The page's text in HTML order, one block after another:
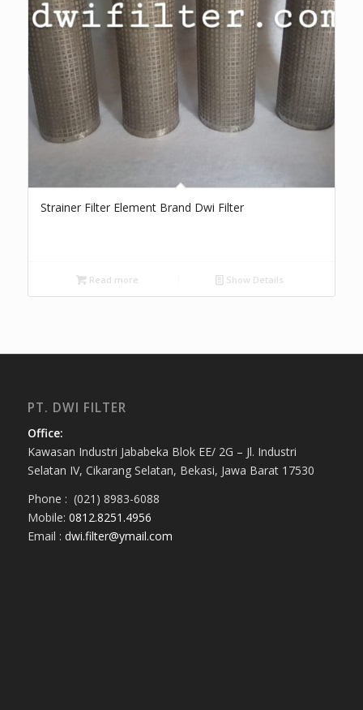
Strainer Filter Element Brand Dwi Filter
Read more Show Details
PT. DWI FILTER
Office:
Kawasan Industri Jababeka Blok EE/ 2G – Jl. Industri
Selatan IV, Cikarang Selatan, Bekasi, Jawa Barat 17530
Phone : (021) 8983-6088
Mobile: 0812.8251.4956
Email : dwi.filter@ymail.com